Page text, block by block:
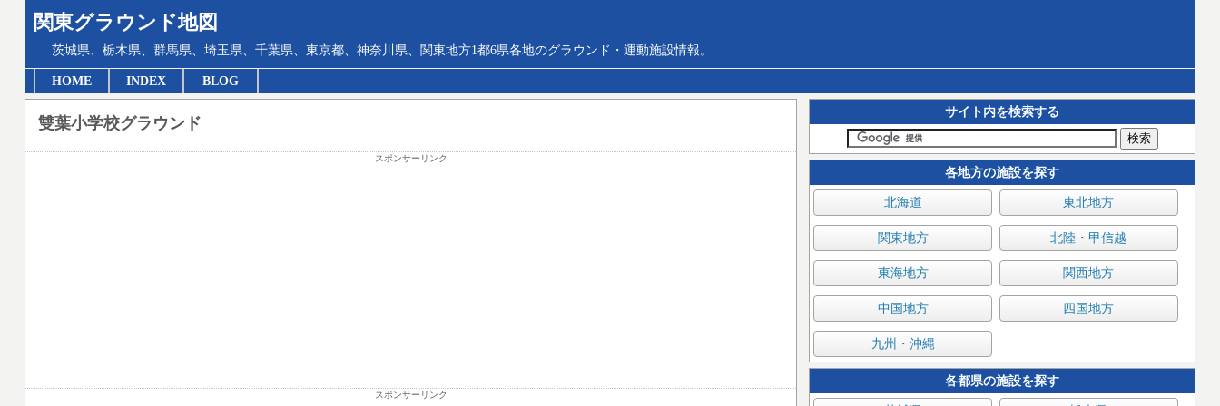
関東グラウンド地図
茨城県、栃木県、群馬県、埼玉県、千葉県、東京都、神奈川県、関東地方1都6県各地のグラウンド・運動施設情報。
HOME INDEX BLOG
サイト内を検索する
各地方の施設を探す
北海道 東北地方
関東地方 北陸・甲信越
東海地方 関西地方
中国地方 四国地方
九州・沖縄
各都県の施設を探す
雙葉小学校グラウンド
スポンサーリンク
スポンサーリンク